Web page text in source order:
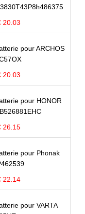
20.03
pour ARCHOS
20.03
pour HONOR
26.15
pour Phonak
22.14
pour VARTA